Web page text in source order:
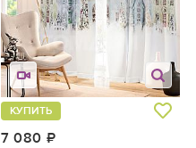
7 080
КУПИТЬ